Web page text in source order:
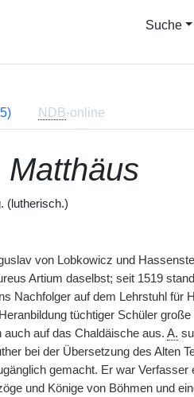
Suche
NDB-online
Matthäus
(lutherisch.)
von Lobkowicz und
Artium daselbst; seit 1519
Nachfolger auf dem Lehrstuhl für
tüchtiger Schüler
auf das Chaldäische aus. A.
bei der Übersetzung des Alten
gemacht. Er war Verfasser
und Könige von Böhmen und